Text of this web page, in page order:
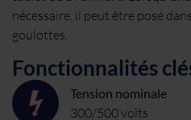
nécessaire, il peut être posé
goulottes.
Fonctionnalités
Tension nominale
300/500 volts